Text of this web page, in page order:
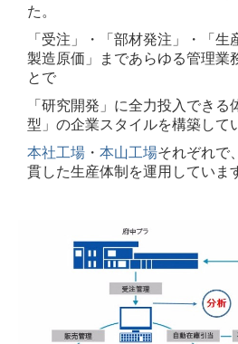
企業理念
会社概要
DX戦略
沿革
情報セキュリティ基本方針
た。
「受注」・「部材発注」・「生
製造原価」まであらゆる管理業
とで
「研究開発」に全力投入できる
型」の企業スタイルを構築して
本社工場 ・ 本山工場それぞれで
貫した生産体制を運用していま